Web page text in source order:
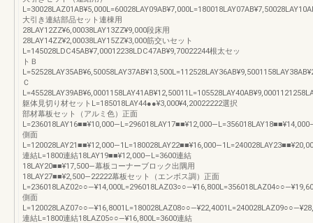
大引き連結部品セット連棟用
28LAY12ZZ¥6,00038LAY13ZZ¥9,000段床用
28LAY14ZZ¥2,00038LAY15ZZ¥3,000筋交いセット
L=145028LDC45AB¥7,00012238LDC47AB¥9,70022244根太セッ
トＢ
Ｃ
躯体見切り材セットL=185018LAY44●●¥3,000¥4,20022222選択
部材幕板セット（アルミ色）正面
側面
連結L=1800連結18LAY19■■¥12,000―L=3600連結
18LAY20■■¥17,500―幕板コーナーブロック出隅用
18LAY27■■¥2,500―22222幕板セット（エンボス調）正面
側面
連結L=1800連結18LAZ05○○―¥16,800L=3600連結